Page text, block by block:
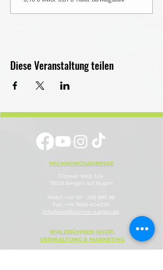
Diese Veranstaltung teilen
RECHNUNGSADRESSE
Tilzower Weg 32a
18528 Bergen auf Rügen
Mobil +49 151 - 285 885 88
Fax: +49 3838-404236
info@waldbuehne-ruegen.de
WALDBÜHNEN-SHOP,
VERWALTUNG & MARKETING